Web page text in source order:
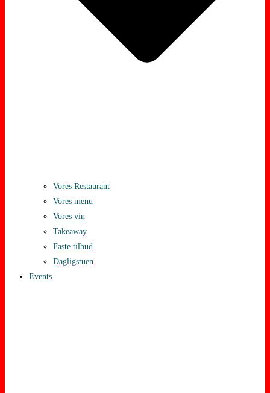
Vores Restaurant
Vores menu
Vores vin
Takeaway
Faste tilbud
Dagligstuen
Events